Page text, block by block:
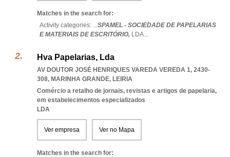
Matches in the search for:
Activity categories: ...SPAMEL - SOCIEDADE DE PAPELARIAS
E MATERIAIS DE ESCRITÓRIO, LDA...
Hva Papelarias, Lda
AV DOUTOR JOSÉ HENRIQUES VAREDA VEREDA 1, 2430-
308, MARINHA GRANDE, LEIRIA
Comércio a retalho de jornais, revistas e artigos de papelaria,
em estabelecimentos especializados
LDA
Ver empresa Ver no Mapa
Matches in the search for: